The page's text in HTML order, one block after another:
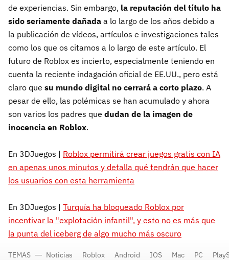
de experiencias. Sin embargo, la reputación del título ha
sido seriamente dañada a lo largo de los años debido a
la publicación de vídeos, artículos e investigaciones tales
como los que os citamos a lo largo de este artículo. El
futuro de Roblox es incierto, especialmente teniendo en
cuenta la reciente indagación oficial de EE.UU., pero está
claro que su mundo digital no cerrará a corto plazo. A
pesar de ello, las polémicas se han acumulado y ahora
son varios los padres que dudan de la imagen de
inocencia en Roblox.
En 3DJuegos | Roblox permitirá crear juegos gratis con IA
en apenas unos minutos y detalla qué tendrán que hacer
los usuarios con esta herramienta
En 3DJuegos | Turquía ha bloqueado Roblox por
incentivar la "explotación infantil", y esto no es más que
la punta del iceberg de algo mucho más oscuro
TEMAS Noticias Roblox Android IOS Mac PC